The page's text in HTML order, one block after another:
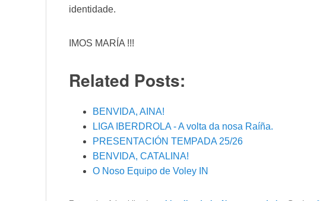
identidade.
IMOS MARÍA !!!
Related Posts:
BENVIDA, AINA!
LIGA IBERDROLA - A volta da nosa Raíña.
PRESENTACIÓN TEMPADA 25/26
BENVIDA, CATALINA!
O Noso Equipo de Voley IN